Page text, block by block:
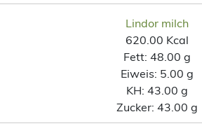
Lindor milch
620.00 Kcal
Fett: 48.00 g
Eiweis: 5.00 g
KH: 43.00 g
Zucker: 43.00 g